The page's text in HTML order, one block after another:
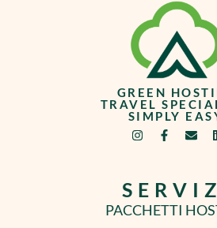
GREEN
TRAVEL
SIMPLY
PACCHETTI